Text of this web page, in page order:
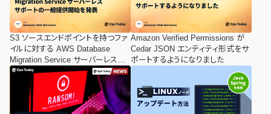
S3 ソースエンドポイントを持つファ
イルに対する AWS Database
Migration Service サーバーレスサ
ポートの一般提供開始を発表
Amazon Verified Permissions が
Cedar JSON エンティティ形式をサ
ポートするようになりました